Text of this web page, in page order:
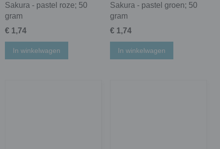
Sakura - pastel roze; 50
gram
€ 1,74
In winkelwagen
Sakura - pastel groen; 50
gram
€ 1,74
In winkelwagen